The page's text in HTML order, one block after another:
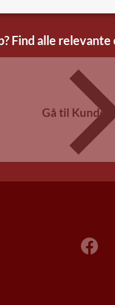
Find alle
Gå til